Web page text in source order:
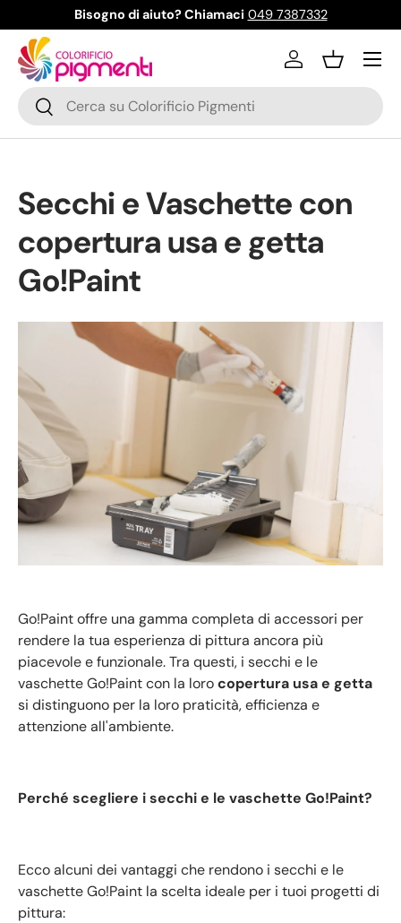
Passa ai contenuti
Bisogno di aiuto? Chiamaci 049 7387332
Cerca
Cerca
AccediCestino
Menu
Secchi e Vaschette con
copertura usa e getta
Go!Paint
Go!Paint offre una gamma completa di accessori per
rendere la tua esperienza di pittura ancora più
piacevole e funzionale. Tra questi, i secchi e le
vaschette Go!Paint con la lorocopertura usa e getta
si distinguono per la loro praticità, efficienza e
attenzione all'ambiente.
Perché scegliere i secchi e le vaschette Go!Paint?
Ecco alcuni dei vantaggi che rendono i secchi e le
vaschette Go!Paint la scelta ideale per i tuoi progetti di
pittura: